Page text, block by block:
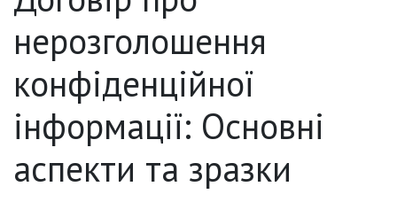
нерозголошення
конфіденційної
інформації: Основні
аспекти та зразки